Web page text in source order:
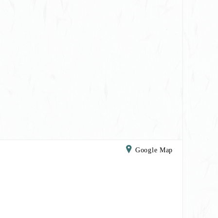
Google Map